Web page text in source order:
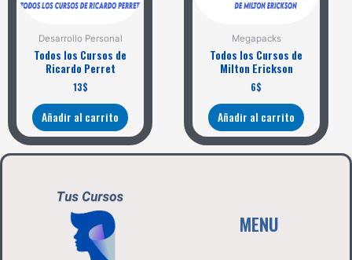
Desarrollo Personal
Todos los Cursos de
Ricardo Perret
13$
Añadir al carrito
Megapacks
Todos los Cursos de
Milton Erickson
6$
Añadir al carrito
MENU